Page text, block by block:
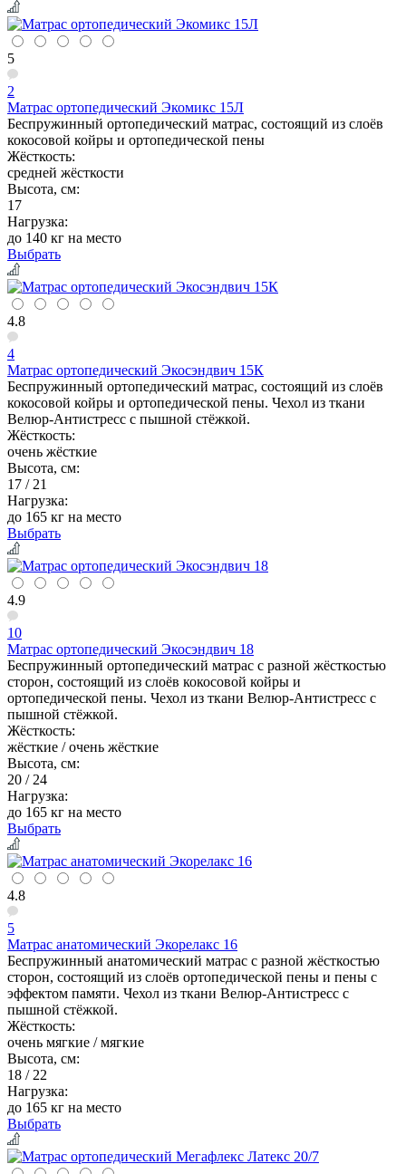
5
2
Матрас ортопедический Экомикс 15Л
Беспружинный ортопедический матрас, состоящий из слоёв
кокосовой койры и ортопедической пены
Жёсткость:
средней жёсткости
Высота, см:
17
Нагрузка:
до 140 кг на место
Выбрать
4.8
4
Матрас ортопедический Экосэндвич 15К
Беспружинный ортопедический матрас, состоящий из слоёв
кокосовой койры и ортопедической пены. Чехол из ткани
Велюр-Антистресс с пышной стёжкой.
Жёсткость:
очень жёсткие
Высота, см:
17 / 21
Нагрузка:
до 165 кг на место
Выбрать
4.9
10
Матрас ортопедический Экосэндвич 18
Беспружинный ортопедический матрас с разной жёсткостью
сторон, состоящий из слоёв кокосовой койры и
ортопедической пены. Чехол из ткани Велюр-Антистресс с
пышной стёжкой.
Жёсткость:
жёсткие / очень жёсткие
Высота, см:
20 / 24
Нагрузка:
до 165 кг на место
Выбрать
4.8
5
Матрас анатомический Экорелакс 16
Беспружинный анатомический матрас с разной жёсткостью
сторон, состоящий из слоёв ортопедической пены и пены с
эффектом памяти. Чехол из ткани Велюр-Антистресс с
пышной стёжкой.
Жёсткость:
очень мягкие / мягкие
Высота, см:
18 / 22
Нагрузка:
до 165 кг на место
Выбрать